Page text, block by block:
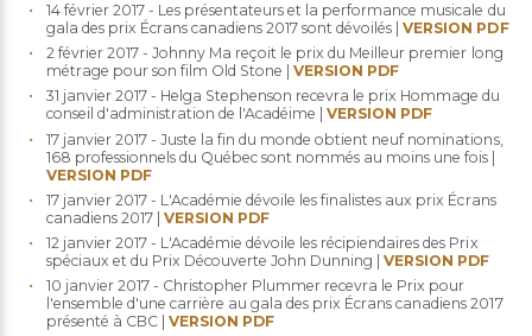
14 février 2017 - Les présentateurs et la performance musicale du
gala des prix Écrans canadiens 2017 sont dévoilés |VERSION PDF
2 février 2017 - Johnny Ma reçoit le prix du Meilleur premier long
métrage pour son film Old Stone |VERSION PDF
31 janvier 2017 - Helga Stephenson recevra le prix Hommage du
conseil d'administration de l'Acadéime |VERSION PDF
17 janvier 2017 - Juste la fin du monde obtient neuf nominations,
168 professionnels du Québec sont nommés au moins une fois |
VERSION PDF
17 janvier 2017 - L'Académie dévoile les finalistes aux prix Écrans
canadiens 2017 | VERSION PDF
12 janvier 2017 - L'Académie dévoile les récipiendaires des Prix
spéciaux et du Prix Découverte John Dunning |VERSION PDF
10 janvier 2017 - Christopher Plummer recevra le Prix pour
l'ensemble d'une carrière au gala des prix Écrans canadiens 2017
présenté à CBC | VERSION PDF